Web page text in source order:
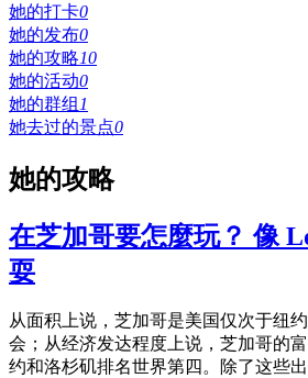
她的打卡0
她的发布0
她的攻略10
她的活动0
她的群组 1
她去过的景点0
她的攻略
在芝加哥要怎麼玩？ 像
耍
从面积上说，芝加哥是美国仅次于纽
会；从经济发达程度上说，芝加哥的
约和洛杉矶排名世界第四。除了这些